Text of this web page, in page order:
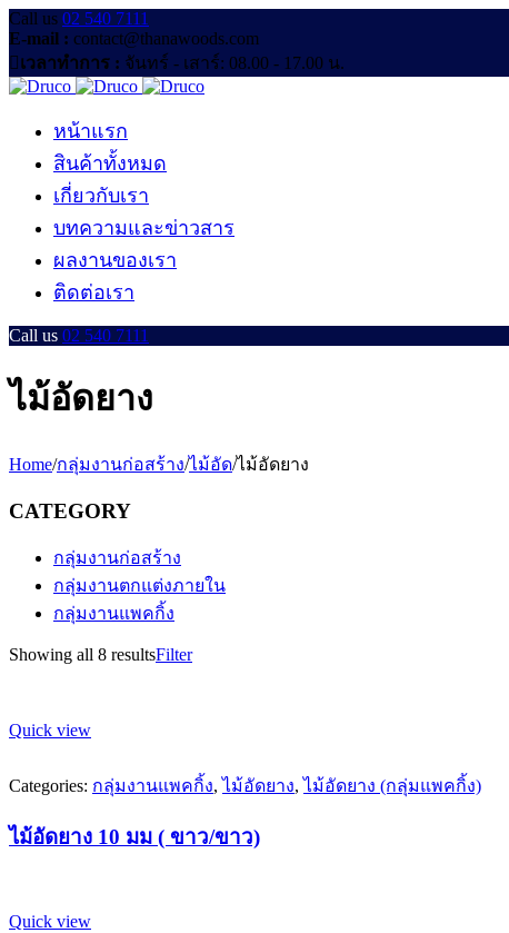
Call us 02 540 7111
E-mail : contact@thanawoods.com
เวลาทำการ : จันทร์ - เสาร์: 08.00 - 17.00 น.
หน้าแรก
สินค้าทั้งหมด
เกี่ยวกับเรา
บทความและข่าวสาร
ผลงานของเรา
ติดต่อเรา
Call us 02 540 7111
ไม้อัดยาง
Home/กลุ่มงานก่อสร้าง/ไม้อัด/ไม้อัดยาง
CATEGORY
กลุ่มงานก่อสร้าง
กลุ่มงานตกแต่งภายใน
กลุ่มงานแพคกิ้ง
Showing all 8 resultsSorted
Filter
Quick view
Categories: กลุ่มงานแพคกิ้ง,ไม้อัดยาง,ไม้อัดยาง (กลุ่มแพคกิ้ง)
ไม้อัดยาง 10 มม ( ขาว/ขาว)
Quick view